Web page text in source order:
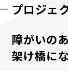
プロジェ
障がいの
架け橋に